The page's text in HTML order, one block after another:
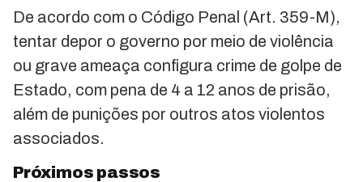
De acordo com o Código Penal (Art. 359-M),
tentar depor o governo por meio de violência
ou grave ameaça configura crime de golpe de
Estado, com pena de 4 a 12 anos de prisão,
além de punições por outros atos violentos
associados.
Próximos passos